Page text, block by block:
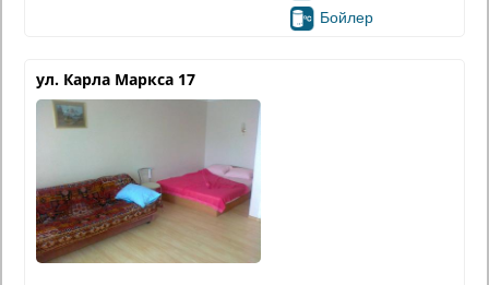
Бойлер
ул. Карла Маркса 17